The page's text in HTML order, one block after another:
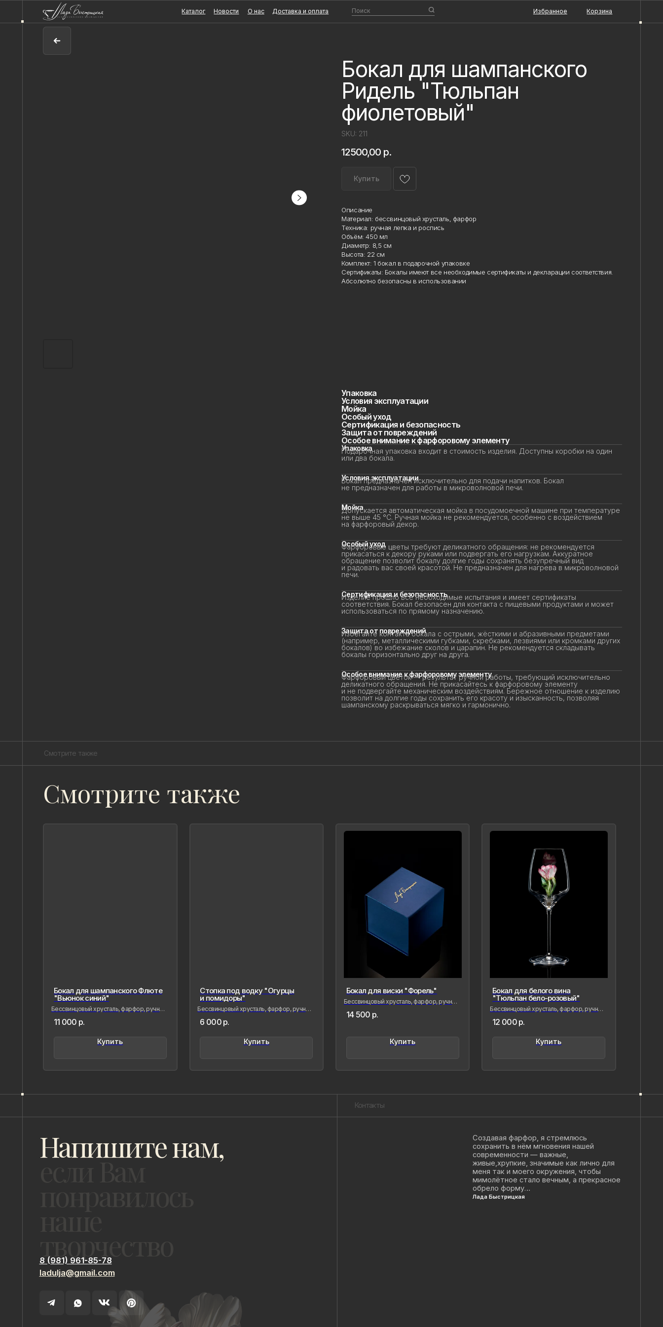
Каталог Новости О нас Доставка и оплата Поиск Корзина
Бокал для шампанского
Ридель "Тюльпан
фиолетовый"
SKU:211
12500,00 р.
Купить
Описание
Материал: бессвинцовый хрусталь, фарфор
Техника: ручная лепка и роспись
Объём: 450 мл
Диаметр: 8,5 см
Высота: 22 см
Комплект: 1 бокал в подарочной упаковке
Сертификаты: Бокалы имеют все необходимые сертификаты и декларации соответствия.
Абсолютно безопасны в использовании
Упаковка
Условия эксплуатации
Мойка
Особый уход
Сертификация и безопасность
Защита от повреждений
Особое внимание к фарфоровому элементу
Упаковка
Подарочная упаковка входит в стоимость изделия. Доступны коробки на один
или два бокала.
Условия эксплуатации
Бокал предназначен исключительно для подачи напитков. Бокал
не предназначен для работы в микроволновой печи.
Мойка
Допускается автоматическая мойка в посудомоечной машине при температуре
не выше 45 °C. Ручная мойка не рекомендуется, особенно с воздействием
на фарфоровый декор.
Особый уход
Фарфоровые цветы требуют деликатного обращения: не рекомендуется
прикасаться к декору руками или подвергать его нагрузкам. Аккуратное
обращение позволит бокалу долгие годы сохранять безупречный вид
и радовать вас своей красотой. Не предназначен для нагрева в микроволновой
печи.
Сертификация и безопасность
Изделие прошло все необходимые испытания и имеет сертификаты
соответствия. Бокал безопасен для контакта с пищевыми продуктами и может
использоваться по прямому назначению.
Защита от повреждений
Избегайте контакта бокала с острыми, жёсткими и абразивными предметами
(например, металлическими губками, скребками, лезвиями или кромками других
бокалов) во избежание сколов и царапин. Не рекомендуется складывать
бокалы горизонтально друг на друга.
Особое внимание к фарфоровому элементу
Фарфоровый цветок — результат ручной работы, требующий исключительно
деликатного обращения. Не прикасайтесь к фарфоровому элементу
и не подвергайте механическим воздействиям. Бережное отношение к изделию
позволит на долгие годы сохранить его красоту и изысканность, позволяя
шампанскому раскрываться мягко и гармонично.
Смотрите также
"Вьюнок синий"
Бессвинцовый хрусталь, фарфор, ручная
лепка и роспись
11 000р.
и помидоры"
Бессвинцовый хрусталь, фарфор, ручная
лепка и роспись
6 000р.
Бессвинцовый хрусталь, фарфор, ручная
роспись
14 500р.
"Тюльпан бело-розовый"
Бессвинцовый хрусталь, фарфор, ручная
лепка и роспись
12 000р.
Напишите нам,
если Вам
понравилось
наше
творчество
ladulja@gmail.com
Санкт-Петербург, Сердобольская 65
сохранить в нём мгновения нашей
живые,хрупкие, значимые как лично для
меня так и моего окружения, чтобы
обрело форму…